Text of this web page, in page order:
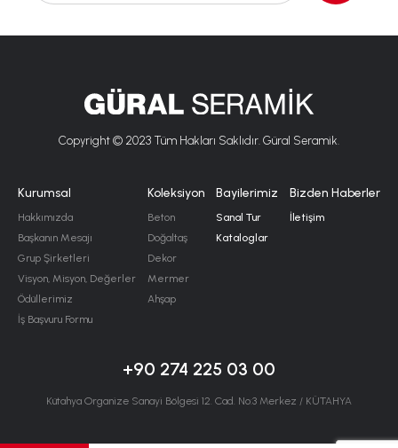
Copyright © 2023 Tüm Hakları Saklıdır. Güral Seramik.
Kurumsal
Hakkımızda
Başkanın Mesajı
Grup Şirketleri
Visyon, Misyon, Değerler
Ödüllerimiz
İş Başvuru Formu
Koleksiyon
Beton
Doğaltaş
Dekor
Mermer
Ahşap
Bayilerimiz
Sanal Tur
Kataloglar
Bizden Haberler
İletişim
+90 274 225 03 00
Kütahya Organize Sanayi Bölgesi 12. Cad. No:3 Merkez / KÜTAHYA